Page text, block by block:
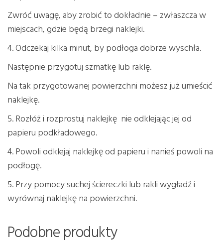
Zwróć uwagę, aby zrobić to dokładnie – zwłaszcza w
miejscach, gdzie będą brzegi naklejki.
4. Odczekaj kilka minut, by podłoga dobrze wyschła.
Następnie przygotuj szmatkę lub raklę.
Na tak przygotowanej powierzchni możesz już umieścić
naklejkę.
5. Rozłóż i rozprostuj naklejkę nie odklejając jej od
papieru podkładowego.
4. Powoli odklejaj naklejkę od papieru i nanieś powoli na
podłogę.
5. Przy pomocy suchej ściereczki lub rakli wygładź i
wyrównaj naklejkę na powierzchni.
Podobne produkty